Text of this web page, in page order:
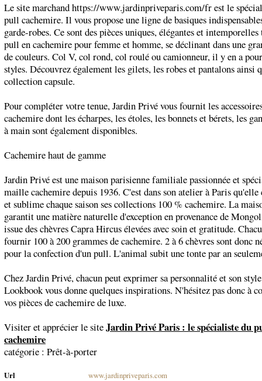
Le site marchand https://www.jardinpriveparis.com/fr est le
pull cachemire. Il vous propose une ligne de basiques
garde-robes. Ce sont des pièces uniques, élégantes et
pull en cachemire pour femme et homme, se déclinant dans une
de couleurs. Col V, col rond, col roulé ou camionneur, il y en a
styles. Découvrez également les gilets, les robes et pantalons ainsi
collection capsule.
Pour compléter votre tenue, Jardin Privé vous fournit les
cachemire dont les écharpes, les étoles, les bonnets et bérets, les
à main sont également disponibles.
Cachemire haut de gamme
Jardin Privé est une maison parisienne familiale passionnée et
maille cachemire depuis 1936. C'est dans son atelier à Paris
et sublime chaque saison ses collections 100 % cachemire. La
garantit une matière naturelle d'exception en provenance de
issue des chèvres Capra Hircus élevées avec soin et gratitude.
fournir 100 à 200 grammes de cachemire. 2 à 6 chèvres sont donc
pour la confection d'un pull. L'animal subit une tonte par an
Chez Jardin Privé, chacun peut exprimer sa personnalité et son
Lookbook vous donne quelques inspirations. N'hésitez pas donc à
vos pièces de cachemire de luxe.
Visiter et apprécier le siteJardin Privé Paris : le spécialiste du
cachemire
catégorie : Prêt-à-porter
Url
www.jardinpriveparis.com